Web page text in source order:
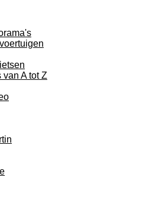
A tot Z